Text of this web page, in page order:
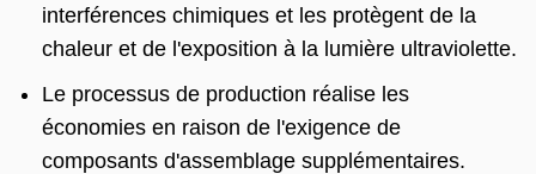
interférences chimiques et les protègent de la
chaleur et de l'exposition à la lumière ultraviolette.
Le processus de production réalise les
économies en raison de l'exigence de
composants d'assemblage supplémentaires.